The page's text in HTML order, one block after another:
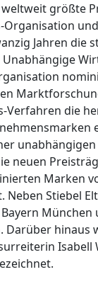
größte
Jahren die
Verfahren die
neuen
Marken
Neben Stiebel
Bayern
Darüber hinaus
Isabell